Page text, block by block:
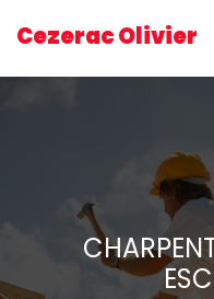
Cezerac Olivier